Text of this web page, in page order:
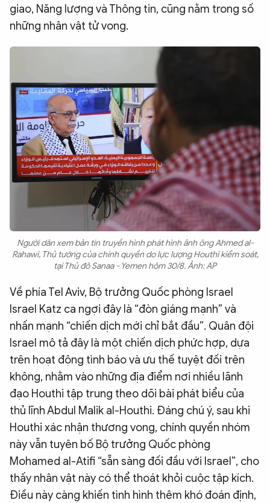
giao, Năng lượng và Thông tin, cũng nằm trong số
những nhân vật tử vong.
Người dân xem bản tin truyền hình phát hình ảnh ông Ahmed al-
Rahawi, Thủ tướng của chính quyền do lực lượng Houthi kiểm soát,
tại Thủ đô Sanaa - Yemen hôm 30/8. Ảnh: AP
Về phía Tel Aviv, Bộ trưởng Quốc phòng Israel
Israel Katz ca ngợi đây là “đòn giáng mạnh” và
nhấn mạnh “chiến dịch mới chỉ bắt đầu”. Quân đội
Israel mô tả đây là một chiến dịch phức hợp, dựa
trên hoạt động tình báo và ưu thế tuyệt đối trên
không, nhằm vào những địa điểm nơi nhiều lãnh
đạo Houthi tập trung theo dõi bài phát biểu của
thủ lĩnh Abdul Malik al-Houthi. Đáng chú ý, sau khi
Houthi xác nhận thương vong, chính quyền nhóm
này vẫn tuyên bố Bộ trưởng Quốc phòng
Mohamed al-Atifi “sẵn sàng đối đầu với Israel”, cho
thấy nhân vật này có thể thoát khỏi cuộc tập kích.
Điều này càng khiến tình hình thêm khó đoán định,